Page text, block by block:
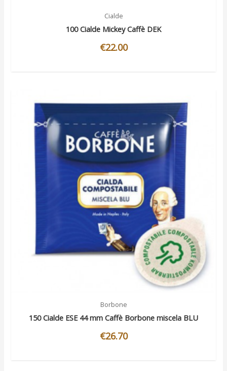
Cialde
100 Cialde Mickey Caffè DEK
€22.00
Borbone
150 Cialde ESE 44 mm Caffè Borbone miscela BLU
€26.70